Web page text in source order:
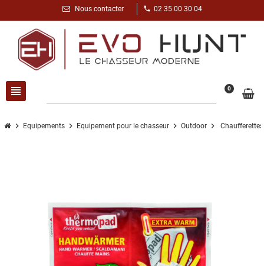
Nous contacter phone 02 35 00 30 04
view_headline 0
chevron_right Equipements chevron_right Equipement pour le chasseur chevron_right Outdoor chevron_right